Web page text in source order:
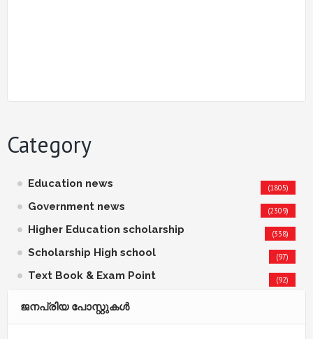
Category
Education news (1805)
Government news (2309)
Higher Education scholarship (338)
Scholarship High school (97)
Text Book & Exam Point (92)
ജനപ്രിയ പോസ്റ്റുകള്‍‌